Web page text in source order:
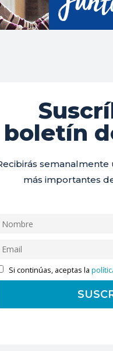
boletín
más importantes
Si continúas, aceptas la